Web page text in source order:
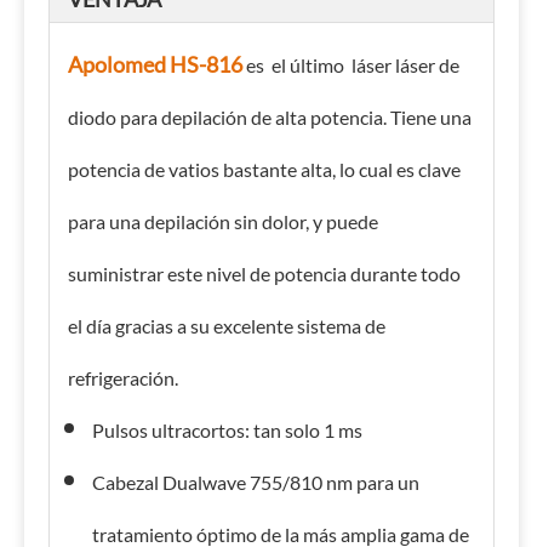
Apolomed HS-816es el último láser láser de
diodo para depilación de alta potencia. Tiene una
potencia de vatios bastante alta, lo cual es clave
para una depilación sin dolor, y puede
suministrar este nivel de potencia durante todo
el día gracias a su excelente sistema de
refrigeración.
Pulsos ultracortos: tan solo 1 ms
Cabezal Dualwave 755/810 nm para un
tratamiento óptimo de la más amplia gama de